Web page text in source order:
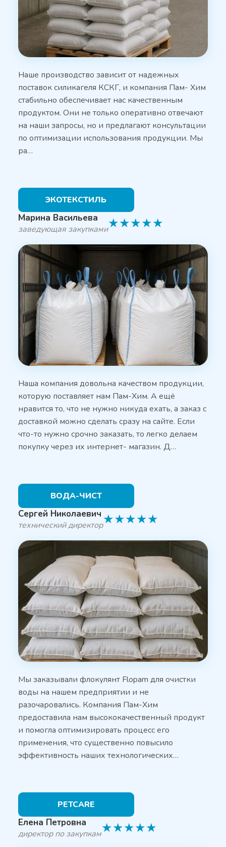
Наше производство зависит от надежных
поставок силикагеля КСКГ, и компания Пам- Хим
стабильно обеспечивает нас качественным
продуктом. Они не только оперативно отвечают
на наши запросы, но и предлагают консультации
по оптимизации использования продукции. Мы
ра…
ЭКОТЕКСТИЛЬ
Марина Васильева
заведующая закупками★★★★★
Наша компания довольна качеством продукции,
которую поставляет нам Пам-Хим. А ещё
нравится то, что не нужно никуда ехать, а заказ с
доставкой можно сделать сразу на сайте. Если
что-то нужно срочно заказать, то легко делаем
покупку через их интернет- магазин. Д…
ВОДА-ЧИСТ
Сергей Николаевич
технический директор★★★★★
Мы заказывали флокулянт Flopam для очистки
воды на нашем предприятии и не
разочаровались. Компания Пам-Хим
предоставила нам высококачественный продукт
и помогла оптимизировать процесс его
применения, что существенно повысило
эффективность наших технологических…
PETCARE
Елена Петровна
директор по закупкам★★★★★